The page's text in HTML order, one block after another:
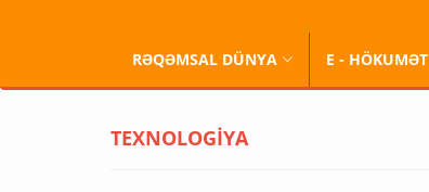
RƏQƏMSAL DÜNYA E - HÖKUMƏT
TEXNOLOGİYA